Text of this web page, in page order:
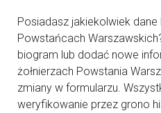
Posiadasz jakiekolwiek dane
Powstańcach
biogram lub dodać nowe
żołnierzach Powstania
zmiany w formularzu.
weryfikowanie przez grono